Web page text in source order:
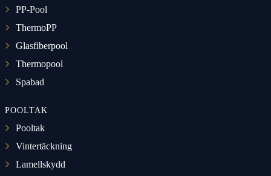
PP-Pool
ThermoPP
Glasfiberpool
Thermopool
Spabad
POOLTAK
Pooltak
Vintertäckning
Lamellskydd